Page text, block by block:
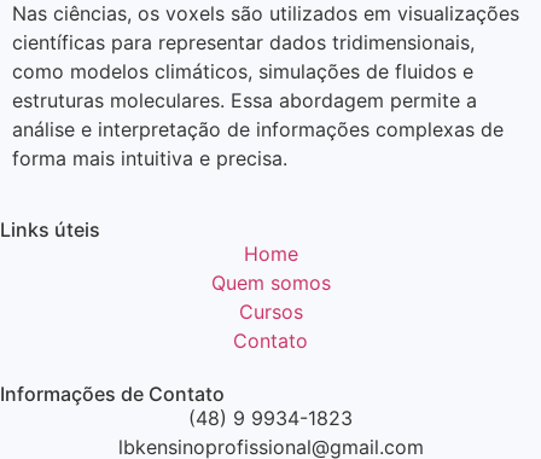
Nas ciências, os voxels são utilizados em visualizações
científicas para representar dados tridimensionais,
como modelos climáticos, simulações de fluidos e
estruturas moleculares. Essa abordagem permite a
análise e interpretação de informações complexas de
forma mais intuitiva e precisa.
Links úteis
Home
Quem somos
Cursos
Contato
Informações de Contato
(48) 9 9934-1823
lbkensinoprofissional@gmail.com